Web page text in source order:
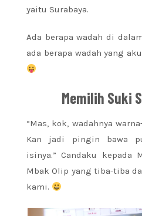
yaitu Surabaya.
Ada berapa wadah di
ada berapa wadah yang
Memilih Suki
“Mas, kok, wadahnya
Kan jadi pingin bawa
isinya.” Candaku kepada
Mbak Olip yang tiba-tiba
kami.